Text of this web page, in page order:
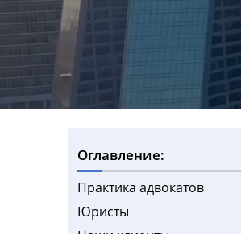
Оглавление:
Практика адвокатов
Юристы